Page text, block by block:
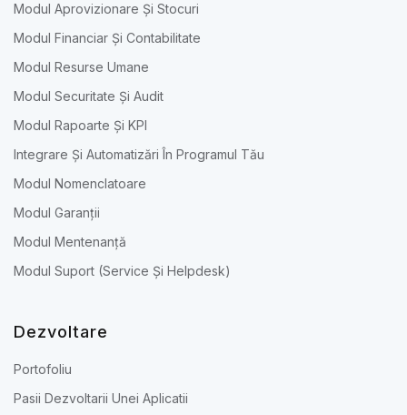
Modul Aprovizionare Și Stocuri
Modul Financiar Și Contabilitate
Modul Resurse Umane
Modul Securitate Și Audit
Modul Rapoarte Și KPI
Integrare Și Automatizări În Programul Tău
Modul Nomenclatoare
Modul Garanții
Modul Mentenanță
Modul Suport (Service Și Helpdesk)
Dezvoltare
Portofoliu
Pasii Dezvoltarii Unei Aplicatii